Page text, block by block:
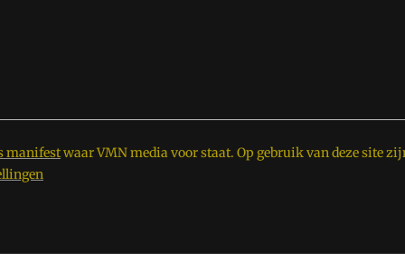
manifestwaar VMN media voor staat. Op gebruik van deze site